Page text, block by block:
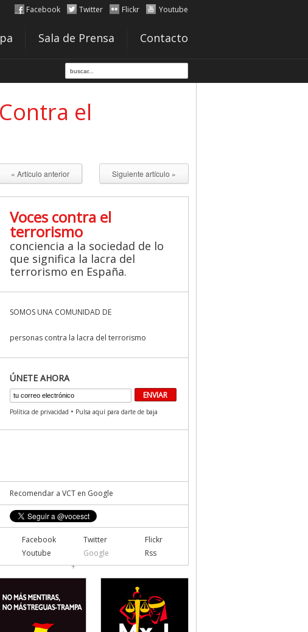
Facebook Twitter Flickr Youtube
Sala de Prensa Contacto
el
« Artículo anterior Siguiente artículo »
Voces contra el
terrorismo
conciencia a la sociedad de lo
que significa la lacra del
terrorismo en España.
SOMOS UNA COMUNIDAD DE
personas contra la lacra del terrorismo
ÚNETE AHORA
Política de privacidad • Pulsa aquí para darte de baja
Recomendar a VCT en Google
Facebook Twitter
Flickr
Youtube
Google
+
Rss